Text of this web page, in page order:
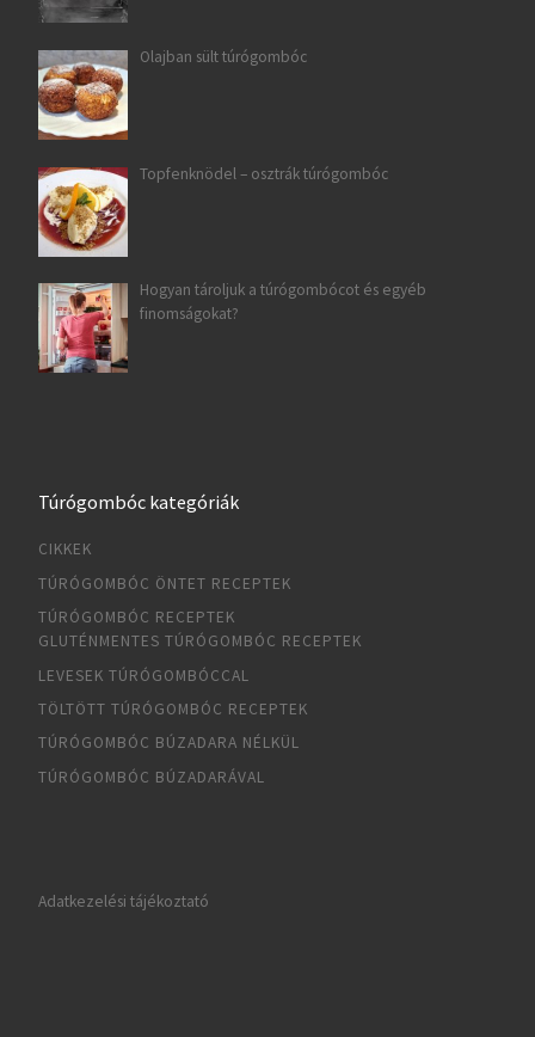
Olajban sült túrógombóc
Topfenknödel – osztrák túrógombóc
Hogyan tároljuk a túrógombócot és egyéb
finomságokat?
Túrógombóc kategóriák
CIKKEK
TÚRÓGOMBÓC ÖNTET RECEPTEK
TÚRÓGOMBÓC RECEPTEK
GLUTÉNMENTES TÚRÓGOMBÓC RECEPTEK
LEVESEK TÚRÓGOMBÓCCAL
TÖLTÖTT TÚRÓGOMBÓC RECEPTEK
TÚRÓGOMBÓC BÚZADARA NÉLKÜL
TÚRÓGOMBÓC BÚZADARÁVAL
Adatkezelési tájékoztató